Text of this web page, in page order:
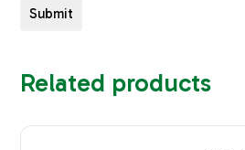
Related products